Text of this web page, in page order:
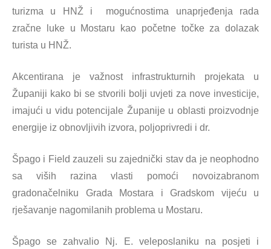
turizma u HNŽ i mogućnostima unaprjeđenja rada
zračne luke u Mostaru kao početne točke za dolazak
turista u HNŽ.
Akcentirana je važnost infrastrukturnih projekata u
Županiji kako bi se stvorili bolji uvjeti za nove investicije,
imajući u vidu potencijale Županije u oblasti proizvodnje
energije iz obnovljivih izvora, poljoprivredi i dr.
Špago i Field zauzeli su zajednički stav da je neophodno
sa viših razina vlasti pomoći novoizabranom
gradonačelniku Grada Mostara i Gradskom vijeću u
rješavanje nagomilanih problema u Mostaru.
Špago se zahvalio Nj. E. veleposlaniku na posjeti i